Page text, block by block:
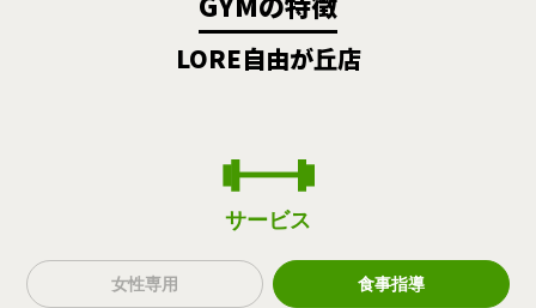
LORE自由が丘店
サービス
女性専用 食事指導